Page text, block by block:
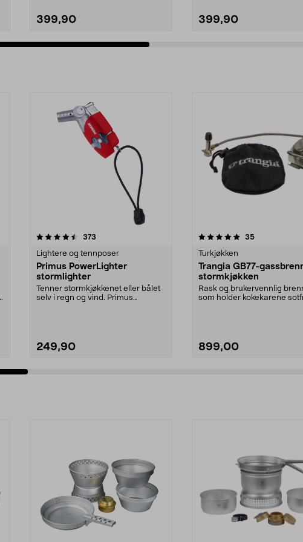
399,90 399,90
373
Lightere og tennposer
Primus PowerLighter
stormlighter
Tenner stormkjøkkenet eller bålet
selv i regn og vind. Primus
249,90
5.0av 5 stjerner 35anmeldelser
Turkjøkken
Trangia GB77-
stormkjøkken
Rask og brukervennlig
som holder kokekarene
899,00
4.5av 5 stjerner